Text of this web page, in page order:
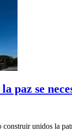
paz se
unidos la